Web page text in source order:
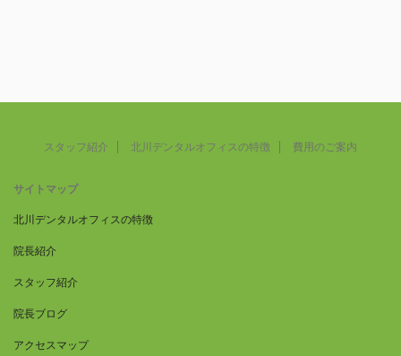
スタッフ紹介 北川デンタルオフィスの特徴 費用のご案内
サイトマップ
北川デンタルオフィスの特徴
院長紹介
スタッフ紹介
院長ブログ
アクセスマップ